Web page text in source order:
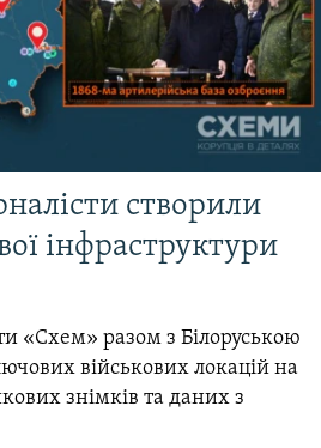
створили
інфраструктури
«Схем» разом з Білоруською
військових локацій на
знімків та даних з